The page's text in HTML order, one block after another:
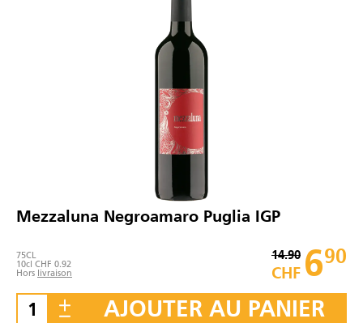
Mezzaluna Negroamaro Puglia IGP
75CL
10cl CHF 0.92
Hors livraison
14.90
CHF 690
AJOUTER AU PANIER